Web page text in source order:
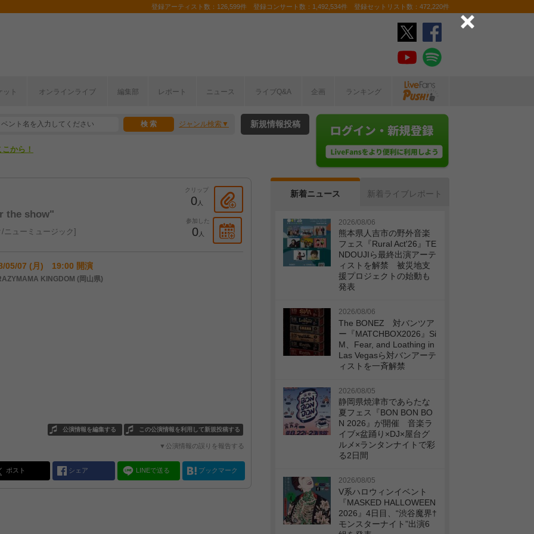
登録アーティスト数：126,599件 登録コンサート数：1,492,534件 登録セットリスト数：472,220件
ット オンラインライブ 編集部 レポート ニュース ライブQ&A 企画 ランキング
ジャンル検索
半期編発表！
から！
新規情報投稿
the show"
クリップ
0人
参加した
0人
ニューミュージック
05/07 (月) 19:00 開演
KINGDOM (岡山県)
この公演情報を利用して新規投稿する
公演情報を編集する
▼公演情報の誤りを報告する
ポスト シェア LINEで送る ブックマーク
新着ニュース 新着ライブレポート
2026/08/06
熊本県人吉市の野外音楽
フェス『Rural Act'26』TE
NDOUJIら最終出演アーテ
ィストを解禁 被災地支
援プロジェクトの始動も
発表
2026/08/06
The BONEZ 対バンツア
ー『MATCHBOX2026』Si
M、Fear, and Loathing in
Las Vegasら対バンアーテ
ィストを一斉解禁
2026/08/05
静岡県焼津市であらたな
夏フェス『BON BON BO
N 2026』が開催 音楽ラ
イブ×盆踊り×DJ×屋台グ
ルメ×ランタンナイトで彩
る2日間
2026/08/05
V系ハロウィンイベント
『MASKED HALLOWEEN
2026』4日目、“渋谷魔界†
モンスターナイト”出演6